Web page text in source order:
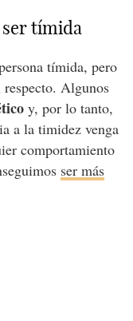
ser tímida
tímida, pero
respecto. Algunos
y, por lo tanto,
a la timidez venga
comportamiento
ser más